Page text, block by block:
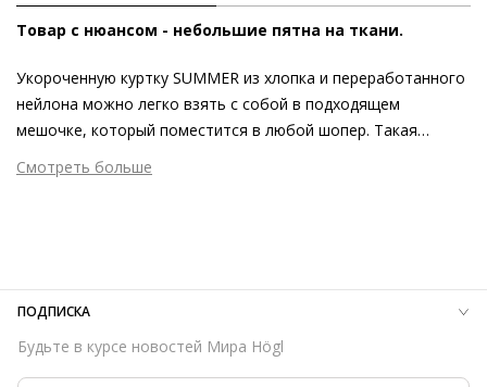
Товар с нюансом - небольшие пятна на ткани.
Укороченную куртку SUMMER из хлопка и переработанного
нейлона можно легко взять с собой в подходящем
мешочке, который поместится в любой шопер. Такая
непринуждённая модель великолепно сочетается с
классической белой футболкой.
Смотреть больше
Температурный режим до 10°C
Вид застежки
Сезон
Весна/лето
Страна изготовления Италия
ПОДПИСКА
Будьте в курсе новостей Мира Högl